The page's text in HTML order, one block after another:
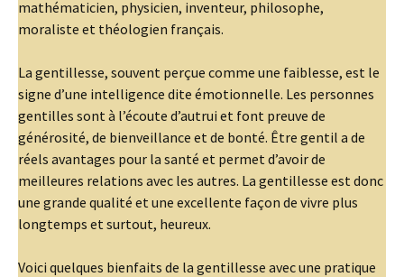
mathématicien, physicien, inventeur, philosophe,
moraliste et théologien français.
La gentillesse, souvent perçue comme une faiblesse, est le
signe d’une intelligence dite émotionnelle. Les personnes
gentilles sont à l’écoute d’autrui et font preuve de
générosité, de bienveillance et de bonté. Être gentil a de
réels avantages pour la santé et permet d’avoir de
meilleures relations avec les autres. La gentillesse est donc
une grande qualité et une excellente façon de vivre plus
longtemps et surtout, heureux.
Voici quelques bienfaits de la gentillesse avec une pratique